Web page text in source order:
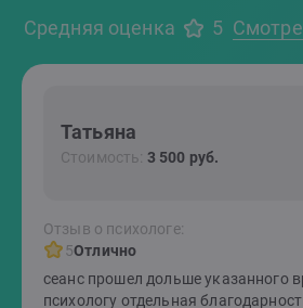
Средняя оценка 5
Татьяна
Стоимость: 3 500 руб.
Отзыв о психологе:
5Отлично
сеанс прошел дольше указанного
психологу отдельная